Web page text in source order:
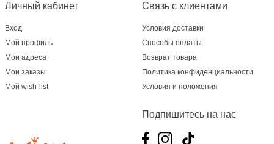
Связь с клиентами
Условия доставки
Способы оплаты
Возврат товара
Политика конфиденциальности
Условия и положения
Личный кабинет
Вход
Мой профиль
Мои адреса
Мои заказы
Мой wish-list
Подпишитесь на нас